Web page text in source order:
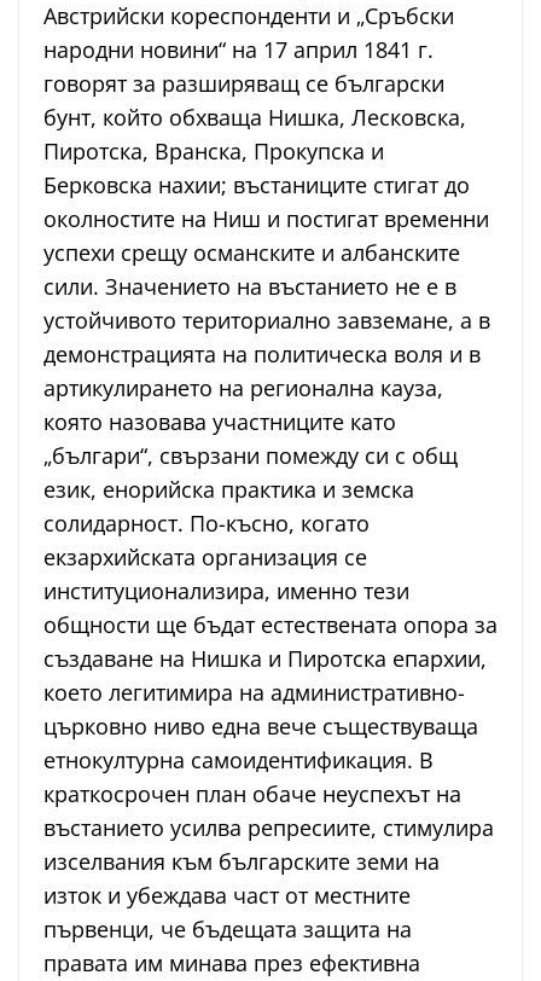
Австрийски кореспонденти и „Сръбски
народни новини“ на 17 април 1841 г.
говорят за разширяващ се български
бунт, който обхваща Нишка, Лесковска,
Пиротска, Вранска, Прокупска и
Берковска нахии; въстаниците стигат до
околностите на Ниш и постигат временни
успехи срещу османските и албанските
сили. Значението на въстанието не е в
устойчивото териториално завземане, а в
демонстрацията на политическа воля и в
артикулирането на регионална кауза,
която назовава участниците като
„българи“, свързани помежду си с общ
език, енорийска практика и земска
солидарност. По-късно, когато
екзархийската организация се
институционализира, именно тези
общности ще бъдат естествената опора за
създаване на Нишка и Пиротска епархии,
което легитимира на административно-
църковно ниво една вече съществуваща
етнокултурна самоидентификация. В
краткосрочен план обаче неуспехът на
въстанието усилва репресиите, стимулира
изселвания към българските земи на
изток и убеждава част от местните
първенци, че бъдещата защита на
правата им минава през ефективна